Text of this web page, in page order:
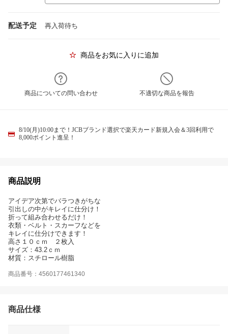
配送予定 再入荷待ち
商品をお気に入りに追加
商品についての問い合わせ 不適切な商品を報告
8/10(月)10:00まで！JCBブランド選択で楽天カード新規入会＆3回利用で
8,000ポイント進呈！
商品説明
アイデア次第でバラつきがちな
引出しの中がキレイに仕分け！
折って組み合わせるだけ！
衣類・ベルト・スカーフなどを
キレイに仕分けできます！
高さ１０ｃｍ ２枚入
サイズ：43.2ｃｍ
材質：スチロール樹脂
商品番号：4560177461340
商品仕様